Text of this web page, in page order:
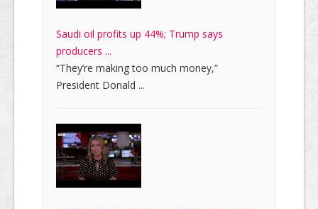
Saudi oil profits up 44%; Trump says
producers ...
“They’re making too much money,”
President Donald ...